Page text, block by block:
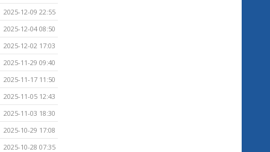
2025-12-09 22:55
2025-12-04 08:50
2025-12-02 17:03
2025-11-29 09:40
2025-11-17 11:50
2025-11-05 12:43
2025-11-03 18:30
2025-10-29 17:08
2025-10-28 07:35